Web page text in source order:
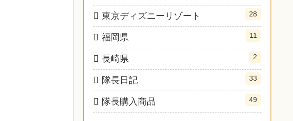
東京ディズニーリゾート 28
福岡県 11
長崎県 2
隊長日記 33
隊長購入商品 49